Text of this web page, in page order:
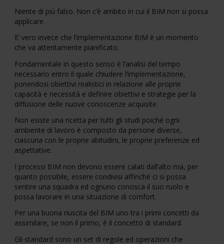
Niente di più falso. Non c’è ambito in cui il BIM non si possa
applicare.
E’ vero invece che l’implementazione BIM è un momento
che va attentamente pianificato.
Fondamentale in questo senso è l’analisi del tempo
necessario entro il quale chiudere l’implementazione,
ponendosi obiettivi realistici in relazione alle proprie
capacità e necessità e definire obiettivi e strategie per la
diffusione delle nuove conoscenze acquisite.
Non esiste una ricetta per tutti gli studi poiché ogni
ambiente di lavoro è composto da persone diverse,
ciascuna con le proprie abitudini, le proprie preferenze ed
aspettative.
I processi BIM non devono essere calati dall’alto ma, per
quanto possibile, essere condivisi affinché ci si possa
sentire una squadra ed ognuno conosca il suo ruolo e
possa lavorare in una situazione di comfort.
Per una buona riuscita del BIM uno tra i primi concetti da
assimilare, se non il primo, è il concetto di standard.
Gli standard sono un set di regole ed operazioni che